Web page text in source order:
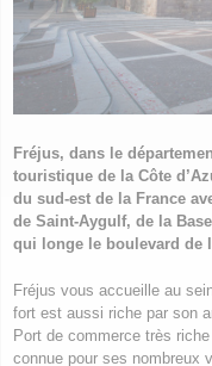
Fréjus, dans le
touristique de la Côte
du sud-est de la France
de Saint-Aygulf, de la
qui longe le boulevard de
Fréjus vous accueille au
fort est aussi riche par son
Port de commerce très
connue pour ses nombreux